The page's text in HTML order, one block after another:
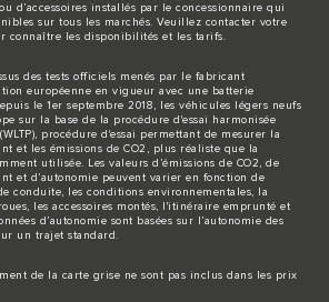
d’accessoires installés par le concessionnaire qui
sur tous les marchés. Veuillez contacter votre
connaître les disponibilités et les tarifs.
des tests officiels menés par le fabricant
européenne en vigueur avec une batterie
le 1er septembre 2018, les véhicules légers neufs
sur la base de la procédure d'essai harmonisée
procédure d'essai permettant de mesurer la
et les émissions de CO2, plus réaliste que la
utilisée. Les valeurs d’émissions de CO2, de
et d’autonomie peuvent varier en fonction de
conduite, les conditions environnementales, la
les accessoires montés, l'itinéraire emprunté et
d’autonomie sont basées sur l’autonomie des
un trajet standard.
de la carte grise ne sont pas inclus dans les prix